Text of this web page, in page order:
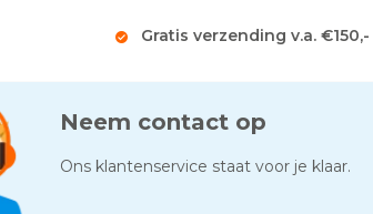
Gratis verzending v.a. €150,-
Neem contact op
Ons klantenservice staat voor je klaar.